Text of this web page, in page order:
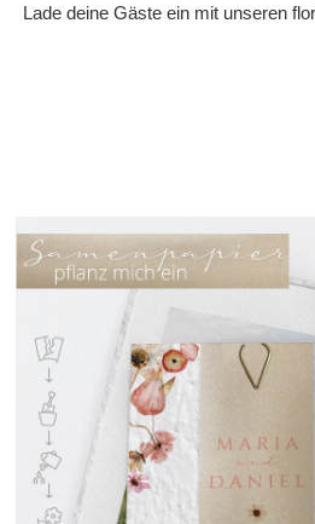
Lade deine Gäste ein mit unseren